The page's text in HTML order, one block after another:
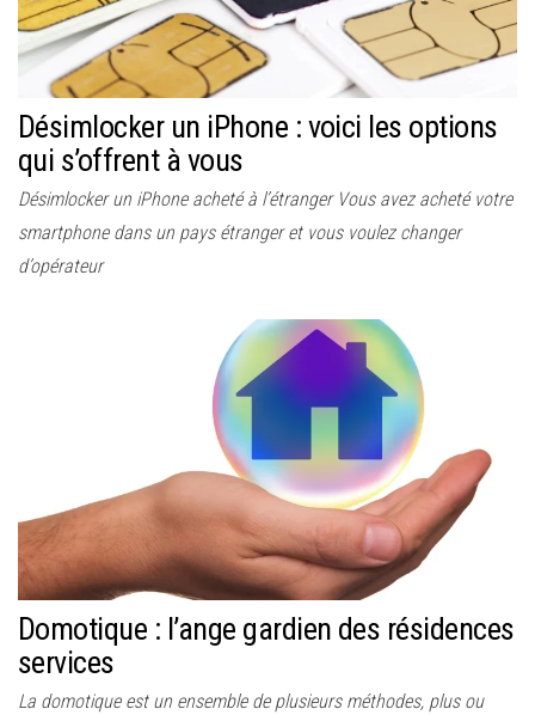
Désimlocker un iPhone : voici les options
qui s’offrent à vous
Désimlocker un iPhone acheté à l’étranger Vous avez acheté votre
smartphone dans un pays étranger et vous voulez changer
d’opérateur
Domotique : l’ange gardien des résidences
services
La domotique est un ensemble de plusieurs méthodes, plus ou